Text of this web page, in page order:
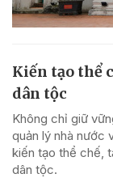
Kiến tạo thể
dân tộc
Không chỉ giữ
quản lý nhà nước
kiến tạo thể chế,
dân tộc.